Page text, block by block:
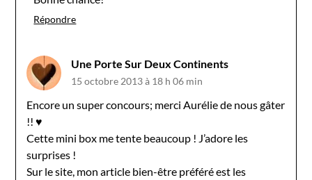
Répondre
Une Porte Sur Deux Continents
15 octobre 2013 à 18 h 06 min
Encore un super concours; merci Aurélie de nous gâter
!! ♥
Cette mini box me tente beaucoup ! J’adore les
surprises !
Sur le site, mon article bien-être préféré est les